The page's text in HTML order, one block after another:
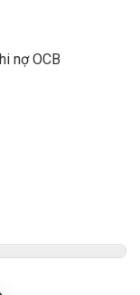
nợ OCB